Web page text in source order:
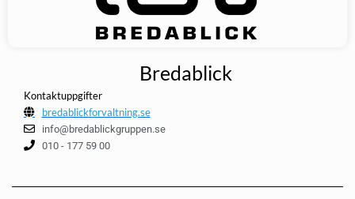
Bredablick
Kontaktuppgifter
bredablickforvaltning.se
info@bredablickgruppen.se
010 - 177 59 00